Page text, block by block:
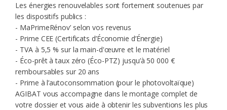
Les énergies renouvelables sont fortement soutenues par
les dispositifs publics :
- MaPrimeRénov’ selon vos revenus
- Prime CEE (Certificats d’Économie d’Énergie)
- TVA à 5,5 % sur la main-d'œuvre et le matériel
- Éco-prêt à taux zéro (Éco-PTZ) jusqu’à 50 000 €
remboursables sur 20 ans
- Prime à l’autoconsommation (pour le photovoltaïque)
AGIBAT vous accompagne dans le montage complet de
votre dossier et vous aide à obtenir les subventions les plus